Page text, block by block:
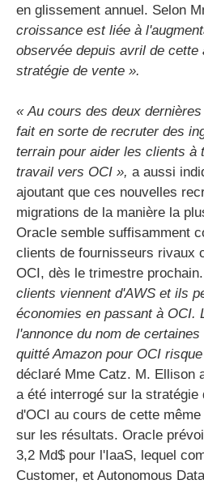
en glissement annuel. Selon
croissance est liée à
observée depuis avril de cette
stratégie de vente ».
« Au cours des deux
fait en sorte de recruter des
terrain pour aider les clients à
travail vers OCI », a aussi
ajoutant que ces nouvelles
migrations de la manière la
Oracle semble suffisamment
clients de fournisseurs rivaux
OCI, dès le trimestre prochain.
clients viennent d'AWS et ils
économies en passant à OCI.
l'annonce du nom de
quitté Amazon pour OCI
déclaré Mme Catz. M. Ellison
a été interrogé sur la
d'OCI au cours de cette
sur les résultats. Oracle
3,2 Md$ pour l'IaaS, lequel
Customer, et Autonomous